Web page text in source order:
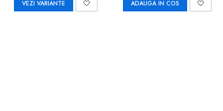
VEZI VARIANTE ADAUGA IN COS